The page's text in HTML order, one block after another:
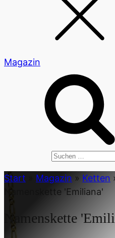
Magazin
Suchen
Start
Magazin » Ketten
Namenskette 'Emiliana'
Namenskette